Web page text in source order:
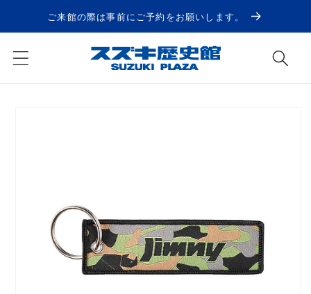
ンツに
進む
ご来館の際は事前にご予約をお願いします。